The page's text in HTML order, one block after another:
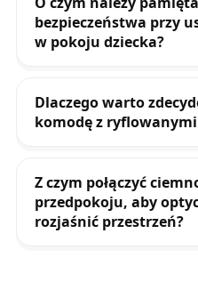
bezpieczeństwa przy
w pokoju dziecka?
Dlaczego warto
komodę z
Z czym połączyć
przedpokoju, aby
rozjaśnić przestrzeń?